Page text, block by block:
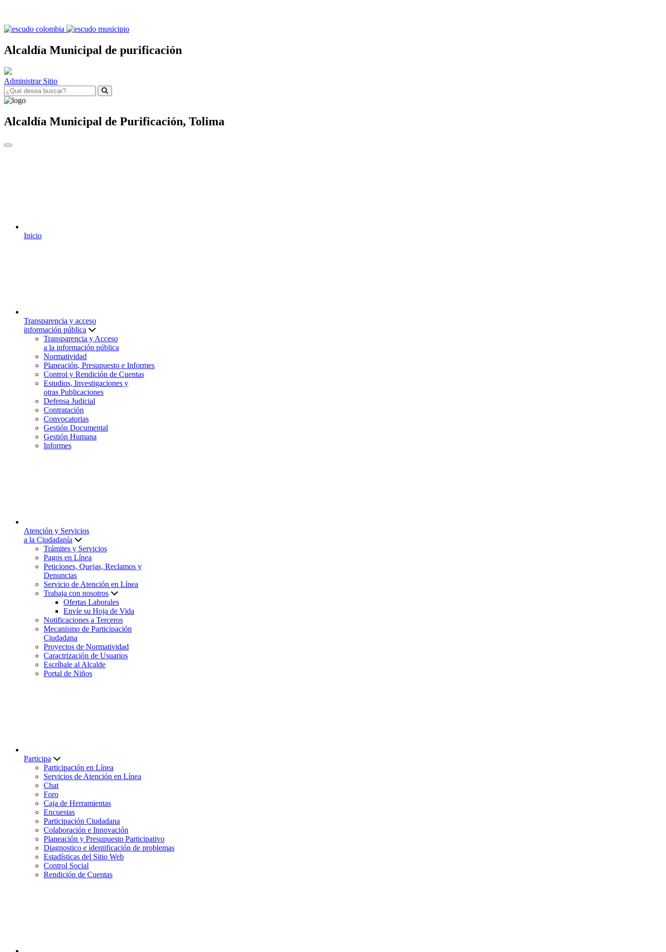
Alcaldía Municipal de purificación
Administrar Sitio
Alcaldía Municipal de Purificación, Tolima
Inicio
Transparencia y acceso
información pública
Transparencia y Acceso
a la información pública
Normatividad
Planeación, Presupuesto e Informes
Control y Rendición de Cuentas
Estudios, Investigaciones y
otras Publicaciones
Defensa Judicial
Contratación
Convocatorias
Gestión Documental
Gestión Humana
Informes
Atención y Servicios
a la Ciudadanía
Trámites y Servicios
Pagos en Línea
Peticiones, Quejas, Reclamos y
Denuncias
Servicio de Atención en Línea
Trabaja con nosotros
Ofertas Laborales
Envíe su Hoja de Vida
Notificaciones a Terceros
Mecanismo de Participación
Ciudadana
Proyectos de Normatividad
Caractrización de Usuarios
Escríbale al Alcalde
Portal de Niños
Participa
Participación en Línea
Servicios de Atención en Línea
Chat
Foro
Caja de Herramientas
Encuestas
Participación Ciudadana
Colaboración e Innovación
Planeación y Presupuesto Participativo
Diagnostico e identificación de problemas
Estadísticas del Sitio Web
Control Social
Rendición de Cuentas